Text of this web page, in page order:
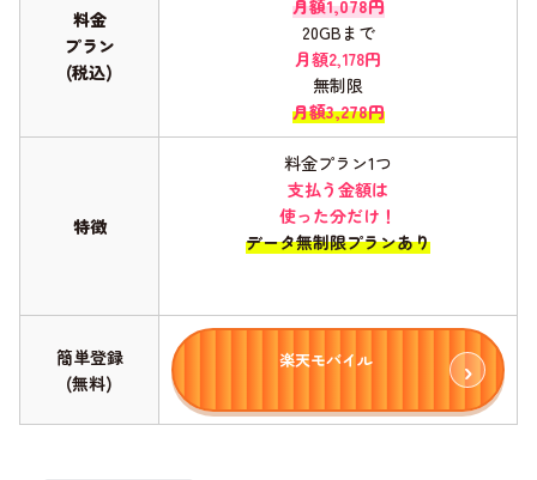
料金
プラン
(税込)
月額1,078円
20GBまで
月額2,178円
無制限
月額3,278円
特徴
料金プラン1つ
支払う金額は
使った分だけ！
データ無制限プランあり
簡単登録
(無料)
楽天モバイル